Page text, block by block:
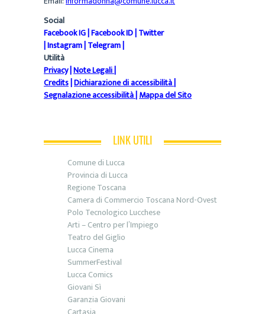
Social
Facebook IG|Facebook ID|Twitter
|Instagram|Telegram|
Utilità
Privacy|Note Legali|
Credits|Dichiarazione di accessibilità|
Segnalazione accessibilità|Mappa del Sito
LINK UTILI
Comune di Lucca
Provincia di Lucca
Regione Toscana
Camera di Commercio Toscana Nord-Ovest
Polo Tecnologico Lucchese
Arti – Centro per l’Impiego
Teatro del Giglio
Lucca Cinema
SummerFestival
Lucca Comics
Giovani Sì
Garanzia Giovani